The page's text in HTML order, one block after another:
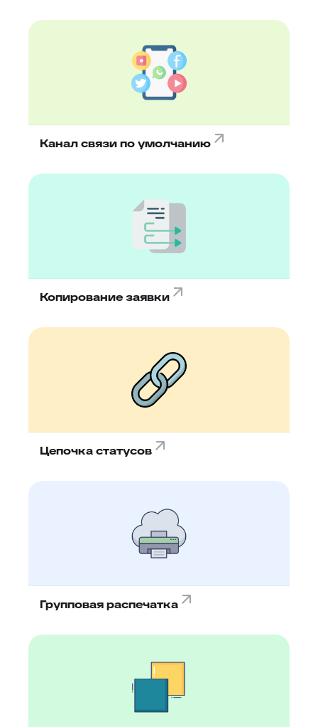
Канал связи по умолчанию
Копирование заявки
Цепочка статусов
Групповая распечатка